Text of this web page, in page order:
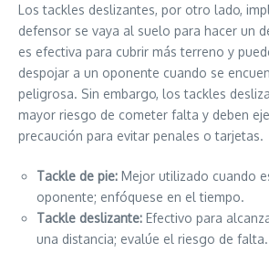
Los tackles deslizantes, por otro lado,
defensor se vaya al suelo para hacer un
es efectiva para cubrir más terreno y
despojar a un oponente cuando se
peligrosa. Sin embargo, los tackles
mayor riesgo de cometer falta y deben
precaución para evitar penales o tarjetas.
Tackle de pie: Mejor utilizado cuando
oponente; enfóquese en el tiempo.
Tackle deslizante: Efectivo para
una distancia; evalúe el riesgo de falta.